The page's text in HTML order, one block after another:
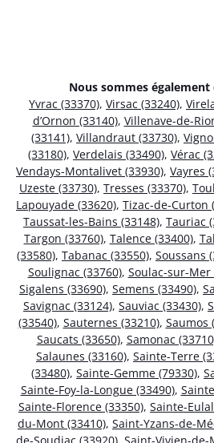
Nous sommes
Yvrac (33370), Virsac (33240),
d’Ornon (33140), Villenave-de-
(33141), Villandraut (33730),
(33180), Verdelais (33490), Vérac
Vendays-Montalivet (33930), Vayres
Uzeste (33730), Tresses (33370),
Lapouyade (33620), Tizac-de-Curton
Taussat-les-Bains (33148), Tauriac
Targon (33760), Talence (33400),
(33580), Tabanac (33550), Soussans
Soulignac (33760), Soulac-sur-Mer
Sigalens (33690), Semens (33490),
Savignac (33124), Sauviac (33430),
(33540), Sauternes (33210), Saumos
Saucats (33650), Samonac
Salaunes (33160), Sainte-Terre
(33480), Sainte-Gemme (79330),
Sainte-Foy-la-Longue (33490),
Sainte-Florence (33350), Sainte-
du-Mont (33410), Saint-Yzans-de-